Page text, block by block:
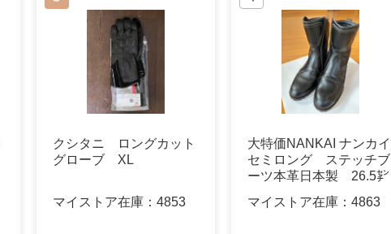
クシタニ ロングカット
グローブ XL
マイストア在庫： 4853
大特価NANKAI ナンカイ
セミロング ステッチブ
ーツ本革日本製 26.5㌢
マイストア在庫： 4863